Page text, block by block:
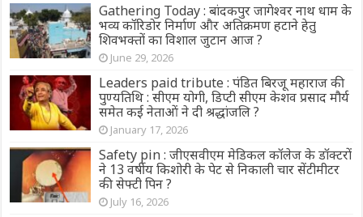
Gathering Today : बांदकपुर जागेश्वर नाथ धाम के
भव्य कॉरिडोर निर्माण और अतिक्रमण हटाने हेतु
शिवभक्तों का विशाल जुटान आज ?
June 29, 2026
Leaders paid tribute : पंडित बिरजू महाराज की
पुण्यतिथि : सीएम योगी, डिप्टी सीएम केशव प्रसाद मौर्य
समेत कई नेताओं ने दी श्रद्धांजलि ?
January 17, 2026
Safety pin : जीएसवीएम मेडिकल कॉलेज के डॉक्टरों
ने 13 वर्षीय किशोरी के पेट से निकाली चार सेंटीमीटर
की सेफ्टी पिन ?
July 16, 2026